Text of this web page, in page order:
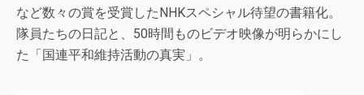
など数々の賞を受賞したNHKスペシャル待望の書籍化。
隊員たちの日記と、50時間ものビデオ映像が明らかにし
た「国連平和維持活動の真実」。